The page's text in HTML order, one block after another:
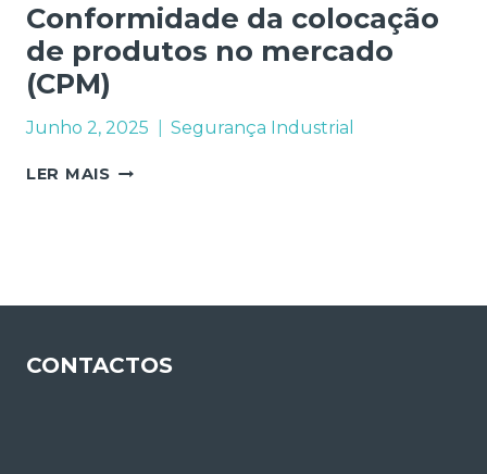
Conformidade da colocação
de produtos no mercado
(CPM)
Junho 2, 2025 Segurança Industrial
LER MAIS CONFORMIDADE
CONTACTOS